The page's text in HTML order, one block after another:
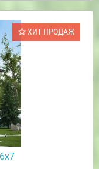
ХИТ ПРОДАЖ